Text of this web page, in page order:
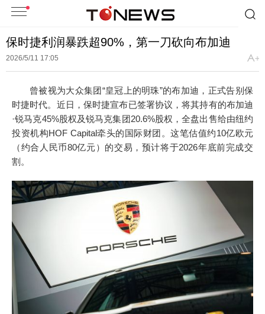
保时捷利润暴跌超90%，第一刀砍向布加迪
2026/5/11 17:05
曾被视为大众集团“皇冠上的明珠”的布加迪，正式告别保
时捷时代。近日，保时捷宣布已签署协议，将其持有的布加迪
·锐马克45%股权及锐马克集团20.6%股权，全盘出售给由纽约
投资机构HOF Capital牵头的国际财团。这笔估值约10亿欧元
（约合人民币80亿元）的交易，预计将于2026年底前完成交
割。